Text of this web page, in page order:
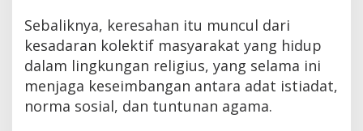
Sebaliknya, keresahan itu muncul dari
kesadaran kolektif masyarakat yang hidup
dalam lingkungan religius, yang selama ini
menjaga keseimbangan antara adat istiadat,
norma sosial, dan tuntunan agama.